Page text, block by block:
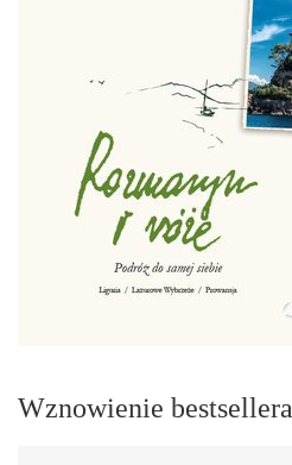
Wznowienie bestsellera